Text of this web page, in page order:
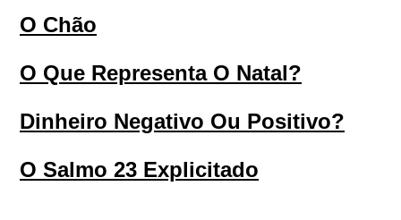
O Chão
O Que Representa O Natal?
Dinheiro Negativo Ou Positivo?
O Salmo 23 Explicitado